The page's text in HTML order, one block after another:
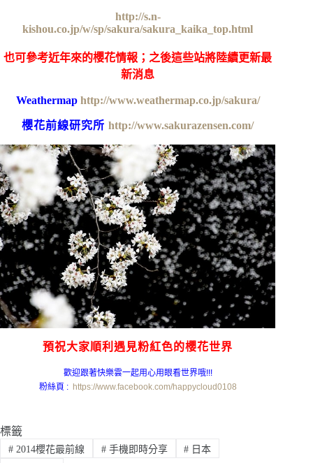
http://s.n-
kishou.co.jp/w/sp/sakura/sakura_kaika_top.html
也可參考近年來的櫻花情報；之後這些站將陸續更新最
新消息
Weathermap http://www.weathermap.co.jp/sakura/
櫻花前線研究所http://www.sakurazensen.com/
預祝大家順利遇見粉紅色的櫻花世界
歡迎跟著快樂雲一起用心用眼看世界哦!!!
粉絲頁 : https://www.facebook.com/happycloud0108
標籤
#2014櫻花最前線 #手機即時分享 # 日本